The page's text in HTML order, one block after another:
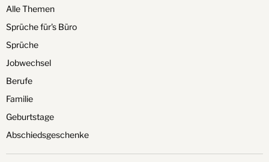
Alle Themen
Sprüche für's Büro
Sprüche
Jobwechsel
Berufe
Familie
Geburtstage
Abschiedsgeschenke